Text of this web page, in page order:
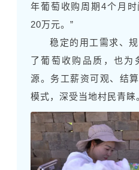
年葡萄收购周期4个月
20万元。”
稳定的用工需求、
了葡萄收购品质，也为
源。务工薪资可观、结
模式，深受当地村民青睐